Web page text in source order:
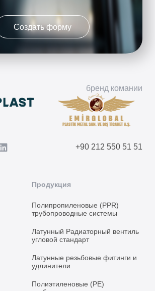
Создать форму
бренд комании
+90 212 550 51 51
Продукция
Полипропиленовые (PPR)
трубопроводные системы
Латунный Радиаторный вентиль
угловой стандарт
Латунные резьбовые фитинги и
удлинители
Полиэтиленовые (PE)